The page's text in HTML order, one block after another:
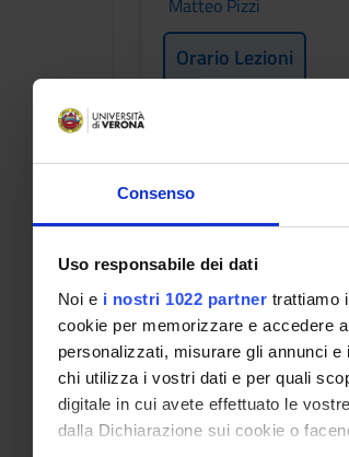
Consenso
Uso responsabile dei dati
Noi e i nostri 1022 partner trattiamo
cookie per memorizzare e accedere
personalizzati, misurare gli annunci
chi utilizza i vostri dati e per quali
digitale in cui avete effettuato le
dalla Dichiarazione sui cookie o
Matteo Pizzi
Orario Lezioni
STATISTICA
SPERIMENTALE
Crediti
2
Periodo
1 SEMESTRE
Docenti
Lucia Cazzoletti